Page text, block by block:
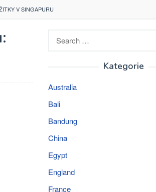
V SINGAPURU
Kategorie
Australia
Bali
Bandung
China
Egypt
England
France